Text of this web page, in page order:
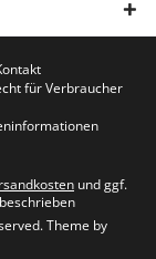
für Verbraucher
und ggf.
Theme by